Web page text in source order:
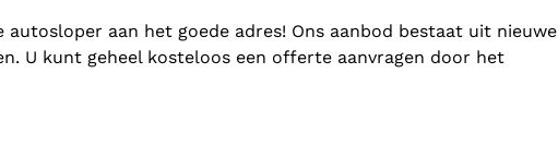
aan het goede adres! Ons aanbod bestaat uit nieuwe
U kunt geheel kosteloos een offerte aanvragen door het